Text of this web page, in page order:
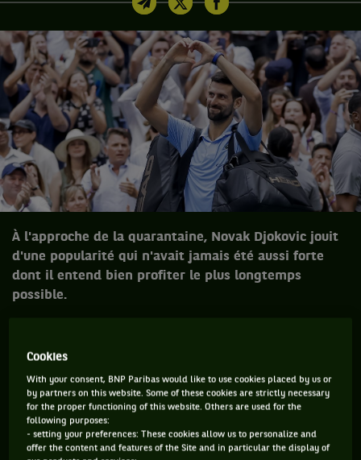
À l'approche de la quarantaine, Novak Djokovic jouit
d'une popularité qui n'avait jamais été aussi forte
dont il entend bien profiter le plus longtemps
possible.
pointant sa raquette vers le ciel, comme pour en capter «
l’énergie » avant de la rediriger vers le public depuis son
cœur. Longtemps, tout cet amour envoyé est resté un
tantinet unilatéral. Une (trop grande ?) partie des courtisés
se murait dans l’ignorance à son égard, voire le rejet.
Cookies
With your consent, BNP Paribas would like to use cookies placed by us or
by partners on this website. Some of these cookies are strictly necessary
for the proper functioning of this website. Others are used for the
following purposes:
- setting your preferences: These cookies allow us to personalize and
offer the content and features of the Site and in particular the display of